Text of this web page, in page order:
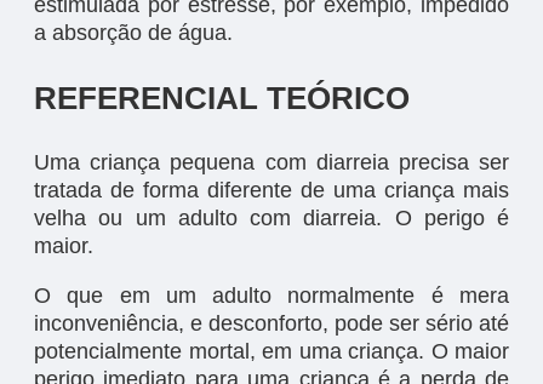
estimulada por estresse, por exemplo, impedido
a absorção de água.
REFERENCIAL TEÓRICO
Uma criança pequena com diarreia precisa ser
tratada de forma diferente de uma criança mais
velha ou um adulto com diarreia. O perigo é
maior.
O que em um adulto normalmente é mera
inconveniência, e desconforto, pode ser sério até
potencialmente mortal, em uma criança. O maior